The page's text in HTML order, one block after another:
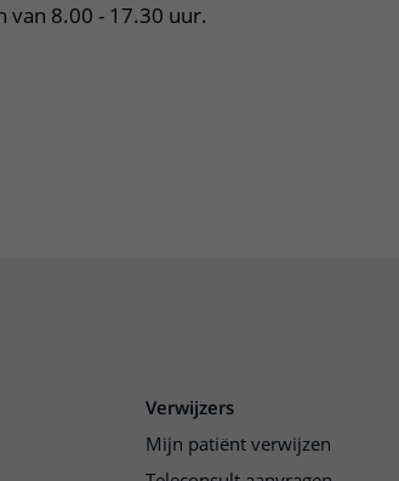
van 8.00 - 17.30 uur.
Verwijzers
Mijn patiënt verwijzen